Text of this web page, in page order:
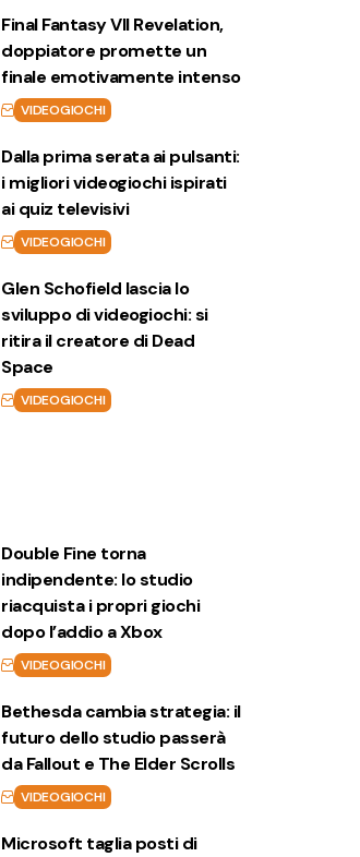
Final Fantasy VII Revelation,
doppiatore promette un
finale emotivamente intenso
VIDEOGIOCHI
Dalla prima serata ai pulsanti:
i migliori videogiochi ispirati
ai quiz televisivi
VIDEOGIOCHI
Glen Schofield lascia lo
sviluppo di videogiochi: si
ritira il creatore di Dead
Space
VIDEOGIOCHI
Double Fine torna
indipendente: lo studio
riacquista i propri giochi
dopo l’addio a Xbox
VIDEOGIOCHI
Bethesda cambia strategia: il
futuro dello studio passerà
da Fallout e The Elder Scrolls
VIDEOGIOCHI
Microsoft taglia posti di